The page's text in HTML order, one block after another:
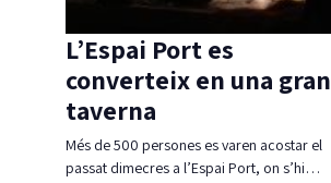
L’Espai Port es
converteix en una gran
taverna
Més de 500 persones es varen acostar el
passat dimecres a l’Espai Port, on s’hi…